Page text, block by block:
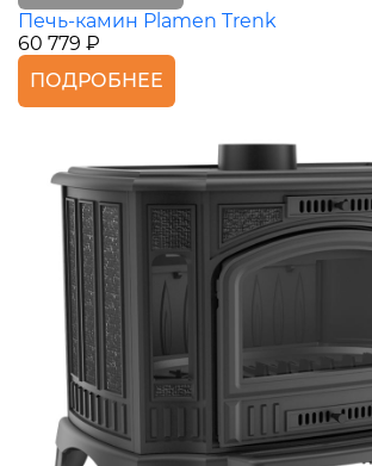
Печь-камин Plamen Trenk
60 779 ₽
ПОДРОБНЕЕ